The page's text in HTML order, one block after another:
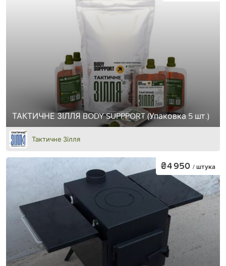
ТАКТИЧНЕ ЗІЛЛЯ BODY SUPPPORT (Упаковка 5 шт.)
Тактичне Зілля
₴4 950 / штука